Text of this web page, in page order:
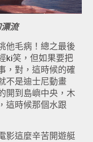
流
他毛病！總之最後
ki笑，但如果要把
，對，這時候的確
不是迪士尼動畫
開到島嶼中央，木
這時候那個水跟
影這麼辛苦開遊艇